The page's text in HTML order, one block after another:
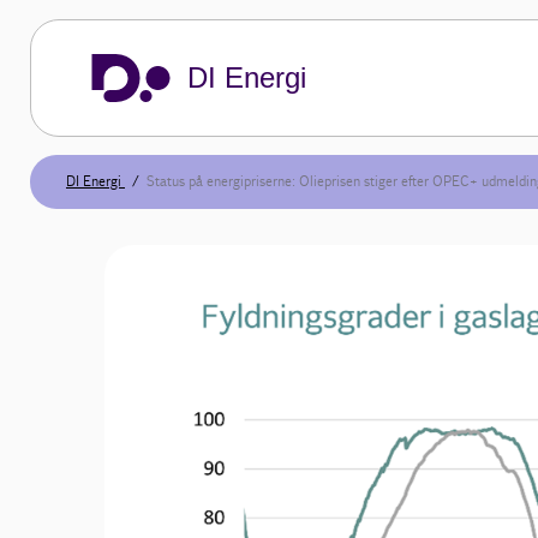
DI Energi
DI Energi Status på energipriserne: Olieprisen stiger efter OPEC+